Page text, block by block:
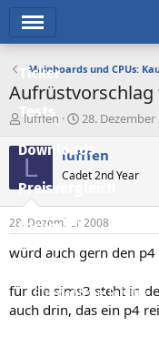
Ticker
Tests
Downloads
Preisvergleich
Forum
Aktuelles
Empfohlene Inhalte
Mainboards und CPUs:
Aufrüstvorschlag
E
s
e
e
r
lufffen
E
s
t
e
t
a
m
28. Dezember
L lufffen
Cadet 2nd Year
28. Dezember 2008
würd auch gern den
für die sims3 steht in
auch drin, das ein p4